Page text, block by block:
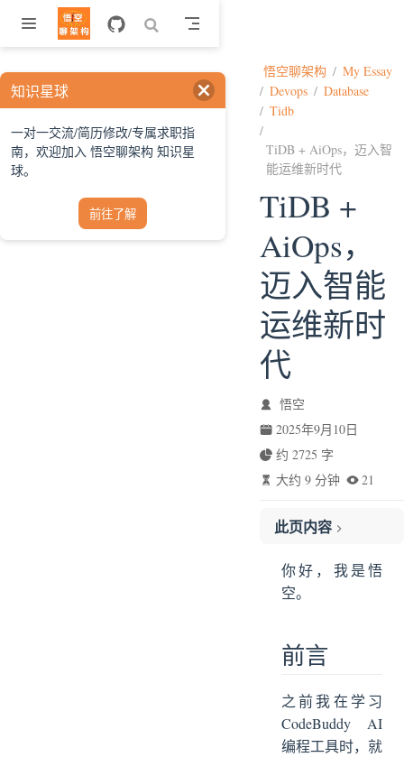
跳至主要內容
悟空聊架构
My Essay
Devops
Database
Tidb
TiDB + AiOps，迈入智
能运维新时代
TiDB +
AiOps，
迈入智能
运维新时
代
悟空
2025年9月10日
约 2725 字
大约 9 分钟
21
此页内容
痛点
动态性强，容易误报
容量规划复杂
AiOps 的宗旨
你好，我是悟
空。
前言
之前我在学习
CodeBuddy AI
编程工具时，就
知识星球
一对一交流/简历修改/专属求职指
南，欢迎加入 悟空聊架构 知识星
球。
前往了解